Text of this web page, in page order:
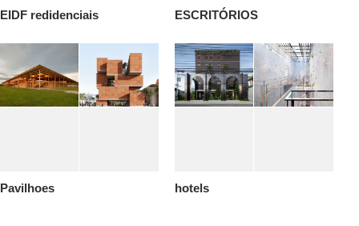
EIDF redidenciais ESCRITÓRIOS
Pavilhoes hotels